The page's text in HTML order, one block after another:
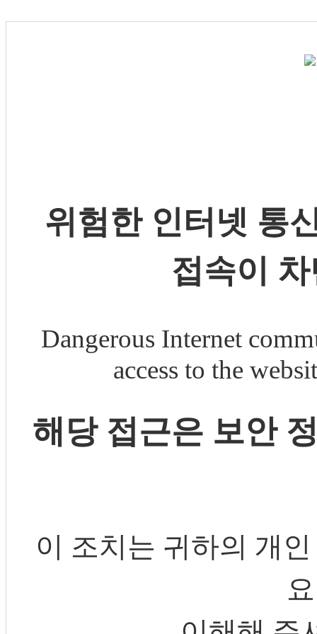
위험한 인터넷 통
접속이
Dangerous Internet
access to the
해당 접근은 보안
이 조치는 귀하의 개